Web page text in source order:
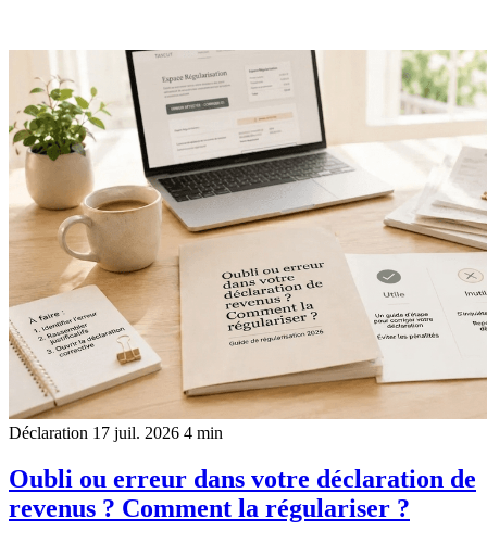
Déclaration 17 juil. 2026 4 min
Oubli ou erreur dans votre déclaration de
revenus ? Comment la régulariser ?